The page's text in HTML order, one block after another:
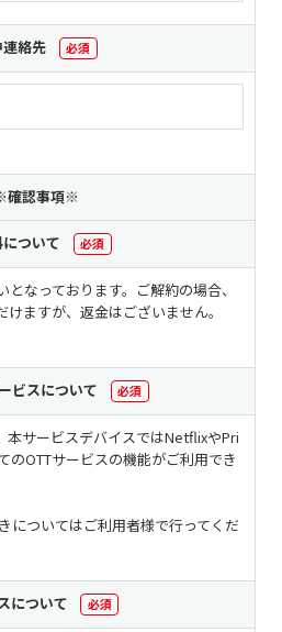
連絡先 必須
確認事項※
ついて 必須
なっております。ご解約の場合、
ますが、返金はございません。
ビスについて 必須
本サービスデバイスではNetflixやPri
のOTTサービスの機能がご利用でき
についてはご利用者様で行ってくだ
について 必須